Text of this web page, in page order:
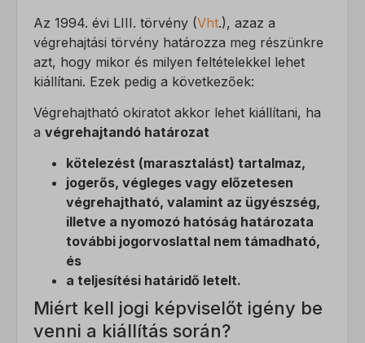
Az 1994. évi LIII. törvény (Vht.), azaz a
végrehajtási törvény határozza meg részünkre
azt, hogy mikor és milyen feltételekkel lehet
kiállítani. Ezek pedig a következőek:
Végrehajtható okiratot akkor lehet kiállítani, ha
a végrehajtandó határozat
kötelezést (marasztalást) tartalmaz,
jogerős, végleges vagy előzetesen
végrehajtható, valamint az ügyészség,
illetve a nyomozó hatóság határozata
további jogorvoslattal nem támadható,
és
a teljesítési határidő letelt.
Miért kell jogi képviselőt igény be
venni a kiállítás során?